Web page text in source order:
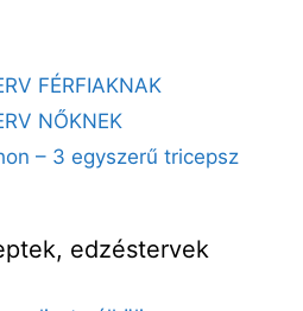
FÉRFIAKNAK
NŐKNEK
– 3 egyszerű tricepsz
edzéstervek